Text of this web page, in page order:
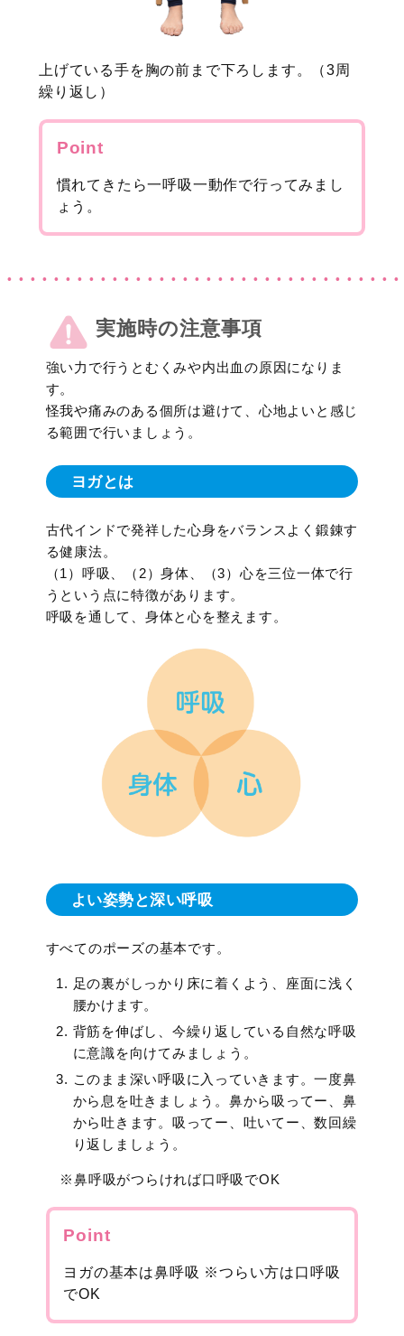
上げている手を胸の前まで下ろします。（3周
繰り返し）
Point
慣れてきたら一呼吸一動作で行ってみまし
ょう。
実施時の注意事項
強い力で行うとむくみや内出血の原因になりま
す。
怪我や痛みのある個所は避けて、心地よいと感じ
る範囲で行いましょう。
ヨガとは
古代インドで発祥した心身をバランスよく鍛錬す
る健康法。
（1）呼吸、（2）身体、（3）心を三位一体で行
うという点に特徴があります。
呼吸を通して、身体と心を整えます。
よい姿勢と深い呼吸
すべてのポーズの基本です。
足の裏がしっかり床に着くよう、座面に浅く
腰かけます。
背筋を伸ばし、今繰り返している自然な呼吸
に意識を向けてみましょう。
このまま深い呼吸に入っていきます。一度鼻
から息を吐きましょう。鼻から吸ってー、鼻
から吐きます。吸ってー、吐いてー、数回繰
り返しましょう。
※鼻呼吸がつらければ口呼吸でOK
Point
ヨガの基本は鼻呼吸 ※つらい方は口呼吸
でOK